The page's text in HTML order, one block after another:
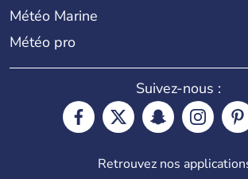
Météo Marine
Météo pro
Suivez-nous :
Retrouvez nos